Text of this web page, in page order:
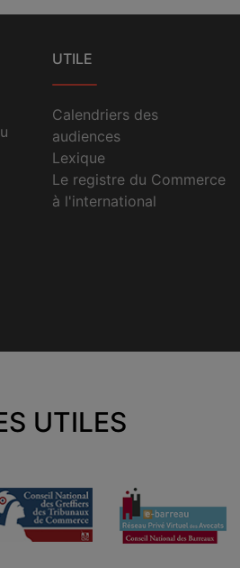
UTILE
Calendriers des
audiences
Lexique
Le registre du Commerce
à l'international
UTILES